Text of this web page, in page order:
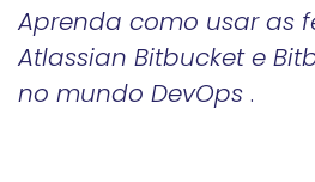
Aprenda como usar as
Atlassian Bitbucket e
no mundo DevOps .